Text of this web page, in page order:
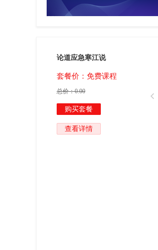
论道应急寒江说
套餐价：免费课程
总价：0.00
购买套餐
查看详情
